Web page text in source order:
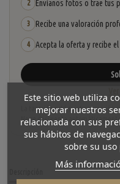
2 Envíanos fotos o trae tus
3 Recibe una valoración
4 Acepta la oferta y recibe
La tasación está sujeta a revisión
No se descuenta
Este sitio web utiliza
mejorar nuestros
relacionada con sus
sus hábitos de
sobre su
Más